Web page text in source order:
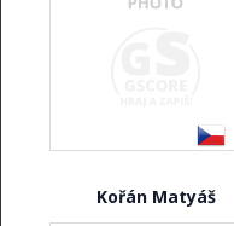
Kořán Matyáš